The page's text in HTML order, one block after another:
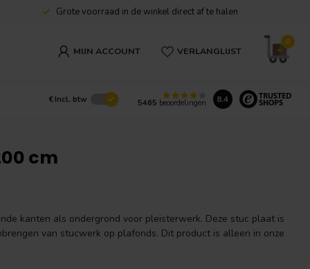
Grote voorraad in de winkel direct af te halen
MIJN ACCOUNT VERLANGLIJST
0
€ Incl. btw 5465 beoordelingen 8.4
cm
kanten als ondergrond voor pleisterwerk. Deze stuc plaat is
van stucwerk op plafonds. Dit product is alleen in onze